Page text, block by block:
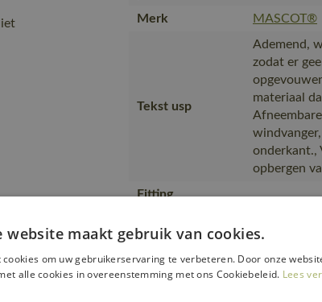
Merk MASCOT®
Tekst usp
Ademend,
zodat er
materiaal
onderkant.,
opbergen
Fitting
Opmerking logo
Kies een
kan
eraan om
te
website maakt gebruik van cookies.
om uw gebruikerservaring te verbeteren. Door onze
alle cookies in overeenstemming met ons Cookiebeleid. Lees